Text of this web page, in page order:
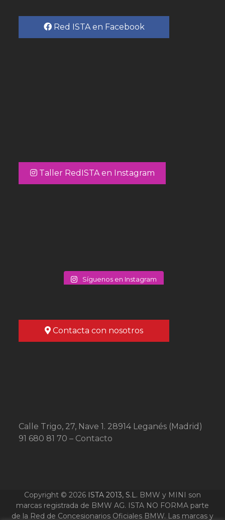
Red ISTA en Facebook
Taller RedISTA en Instagram
Síguenos en Instagram
Contacta con nosotros
Calle Trigo, 27, Nave 1. 28914 Leganés (Madrid)
91 680 81 70 – Contacto
Copyright © 2026 ISTA 2013, S.L. BMW y MINI son
marcas registrada de BMW AG. ISTA NO FORMA parte
de la Red de Concesionarios Oficiales BMW. Las marcas y